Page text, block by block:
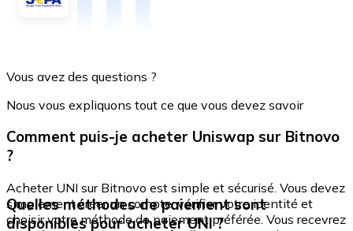
Vous avez des questions ?
Nous vous expliquons tout ce que vous devez savoir
Comment puis-je acheter Uniswap sur Bitnovo
?
Acheter UNI sur Bitnovo est simple et sécurisé. Vous devez
simplement créer un compte, vérifier votre identité et
choisir votre méthode de paiement préférée. Vous recevrez
Quelles méthodes de paiement sont
disponibles pour acheter UNI ?